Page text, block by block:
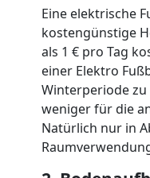
Eine elektrische
kostengünstige
als 1 € pro Tag
einer Elektro
Winterperiode
weniger für die
Natürlich nur in